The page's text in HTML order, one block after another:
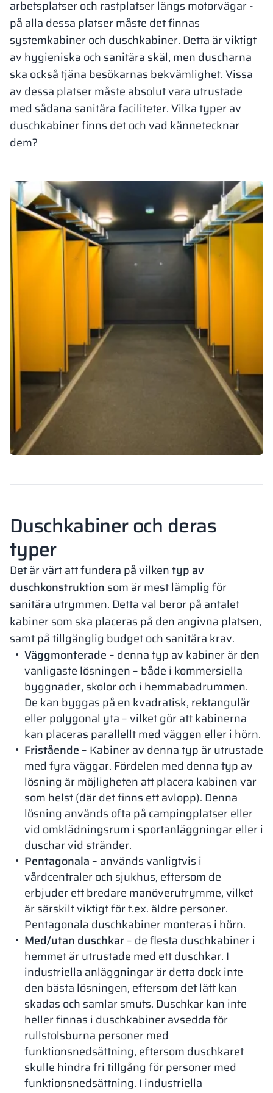
metallskåp
Bänkar och
Skåplås
Lamele
arbetsplatser och rastplatser längs motorvägar -
på alla dessa platser måste det finnas
systemkabiner och duschkabiner. Detta är viktigt
av hygieniska och sanitära skäl, men duscharna
ska också tjäna besökarnas bekvämlighet. Vissa
av dessa platser måste absolut vara utrustade
med sådana sanitära faciliteter. Vilka typer av
duschkabiner finns det och vad kännetecknar
dem?
Duschkabiner och deras
typer
Det är värt att fundera på vilkentyp av
duschkonstruktion som är mest lämplig för
sanitära utrymmen. Detta val beror på antalet
kabiner som ska placeras på den angivna platsen,
samt på tillgänglig budget och sanitära krav.
Väggmonterade – denna typ av kabiner är den
vanligaste lösningen – både i kommersiella
byggnader, skolor och i hemmabadrummen.
De kan byggas på en kvadratisk, rektangulär
eller polygonal yta – vilket gör att kabinerna
kan placeras parallellt med väggen eller i hörn.
Fristående – Kabiner av denna typ är utrustade
med fyra väggar. Fördelen med denna typ av
lösning är möjligheten att placera kabinen var
som helst (där det finns ett avlopp). Denna
lösning används ofta på campingplatser eller
vid omklädningsrum i sportanläggningar eller i
duschar vid stränder.
Pentagonala – används vanligtvis i
vårdcentraler och sjukhus, eftersom de
erbjuder ett bredare manöverutrymme, vilket
är särskilt viktigt för t.ex. äldre personer.
Pentagonala duschkabiner monteras i hörn.
Med/utan duschkar– de flesta duschkabiner i
hemmet är utrustade med ett duschkar. I
industriella anläggningar är detta dock inte
den bästa lösningen, eftersom det lätt kan
skadas och samlar smuts. Duschkar kan inte
heller finnas i duschkabiner avsedda för
rullstolsburna personer med
funktionsnedsättning, eftersom duschkaret
skulle hindra fri tillgång för personer med
funktionsnedsättning. I industriella